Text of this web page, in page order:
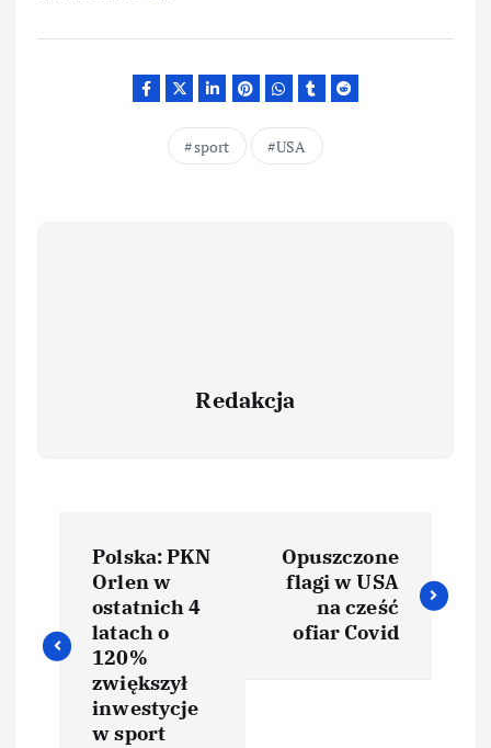
sport USA
Redakcja
Polska: PKN
Orlen w
ostatnich 4
latach o
120%
zwiększył
inwestycje
w sport
Opuszczone
flagi w USA
na cześć
ofiar Covid